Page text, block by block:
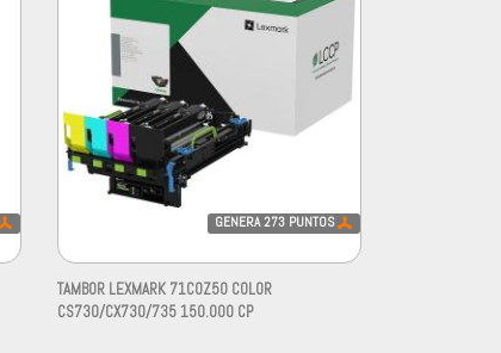
GENERA273 PUNTOS
TAMBOR LEXMARK 71C0Z50 COLOR
CS730/CX730/735 150.000 CP